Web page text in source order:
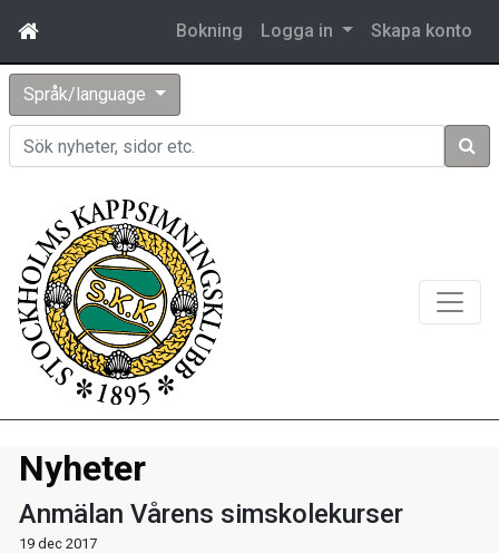
Bokning Logga in Skapa konto
Språk/language
Sök
Nyheter
Anmälan Vårens simskolekurser
19 dec 2017